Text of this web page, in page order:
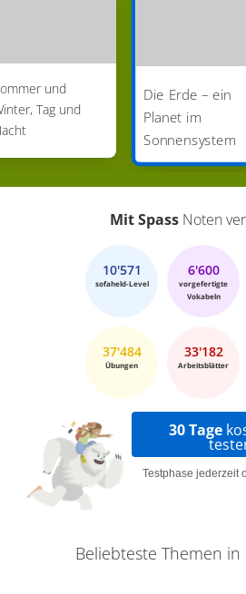
und
Tag und
Die Erde – ein
Planet im
Sonnensystem
Mit SpassNoten
10'571
sofaheld-Level
6'600
vorgefertigte
Vokabeln
37'484
Übungen
33'182
Arbeitsblätter
30 Tage
Testphase jederzeit
Beliebteste Themen